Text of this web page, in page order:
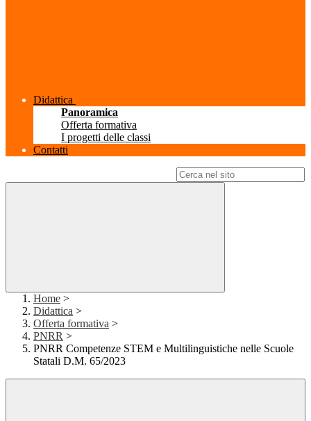
Didattica
Panoramica
Offerta formativa
I progetti delle classi
Contatti
Home >
Didattica >
Offerta formativa >
PNRR >
PNRR Competenze STEM e Multilinguistiche nelle Scuole
Statali D.M. 65/2023